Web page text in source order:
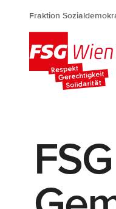
Fraktion
FSG Wien